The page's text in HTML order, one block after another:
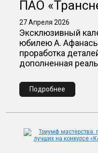
ПАО
27 Апреля 2026
Эксклюзивный
юбилею А.
проработка
дополненная
Подробнее